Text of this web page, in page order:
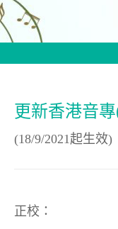
更新香港音
(18/9/2021起生效)
正校：